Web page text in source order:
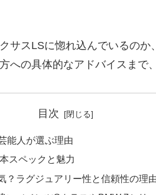
サスLSに惚れ込んでいるのか
への具体的なアドバイスまで
目次
能人が選ぶ理由
スペックと魅力
？ラグジュアリー性と信頼性の理